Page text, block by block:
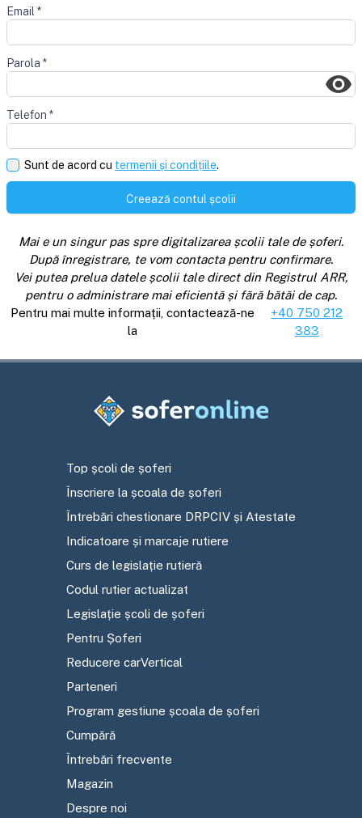
Email *
Parola *
Telefon *
Sunt de acord cu termenii și condițiile.
Creează contul școlii
Mai e un singur pas spre digitalizarea școlii tale de șoferi.
După înregistrare, te vom contacta pentru confirmare.
Vei putea prelua datele școlii tale direct din Registrul ARR,
pentru o administrare mai eficientă și fără bătăi de cap.
Pentru mai multe informații, contactează-ne
la
+40 750 212
383
Top școli de șoferi
Înscriere la școala de șoferi
Întrebări chestionare DRPCIV și Atestate
Indicatoare și marcaje rutiere
Curs de legislație rutieră
Codul rutier actualizat
Legislație școli de șoferi
Pentru Șoferi
Reducere carVertical
Parteneri
Program gestiune școala de șoferi
Cumpără
Întrebări frecvente
Magazin
Despre noi